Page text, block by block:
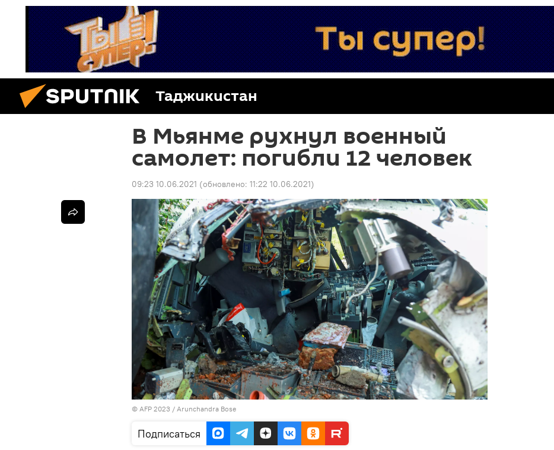
Таджикистан
В Мьянме рухнул военный
самолет: погибли 12 человек
09:23 10.06.2021 (обновлено: 11:22 10.06.2021)
© AFP 2023 / Arunchandra Bose
Подписаться